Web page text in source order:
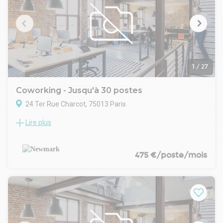
mobilier, le ménage, l'électricité, internet et l'entretien
Frais d'état des lieux à la charge du preneur
1 / 27
Coworking - Jusqu'à 30 postes
24 Ter Rue Charcot, 75013 Paris
Newmark, conseil en immobilier d'entreprise, vous propose à
située au 24 ter rue Charcot, dans le 13? arrondissement de
Paris. Entièrement aménagés en mode Plug & Play, ces
Pouvant accueillir environ 30 postes de travail, les locaux
sont proposés meublés et bénéficient d'un câblage
informatique, d'une connexion Internet, ainsi que des fluides
et de l'électricité inclus. Les occupants profitent également
Lire plus
475 €/poste/mois